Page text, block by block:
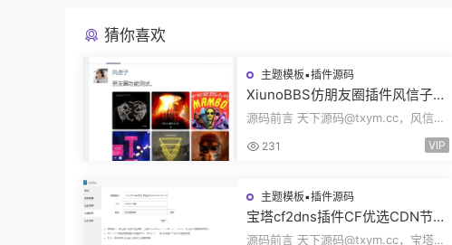
猜你喜欢
主题模板▪插件源码
XiunoBBS仿朋友圈插件风信子社
交插件评论回复点赞互动自适应
源码修罗论坛fxz_friends
源码前言 天下源码@txym.cc，风信子
5.31M，1个压缩...
231 VIP
主题模板▪插件源码
宝塔cf2dns插件CF优选CDN节点
插件自动更新DNS解析记录Clou
源码前言 天下源码@txym.cc，宝塔